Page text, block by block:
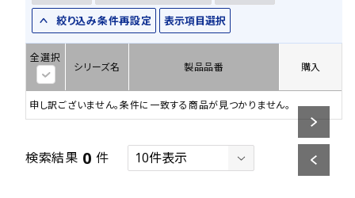
絞り込み条件再設定
表示項目選択
全選択
シリーズ名 製品品番 購入
申し訳ございません。条件に一致する商品が見つかりません。
検索結果 0 件